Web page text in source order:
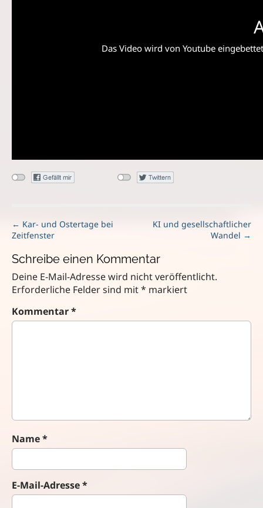
Das Video wird von Youtube
P
o
s
t
n
a
i
← Kar- und Ostertage bei
Zeitfenster
KI und gesellschaftlicher
Wandel →
Schreibe einen Kommentar
Deine E-Mail-Adresse wird nicht veröffentlicht.
Erforderliche Felder sind mit* markiert
Kommentar*
Name*
E-Mail-Adresse*